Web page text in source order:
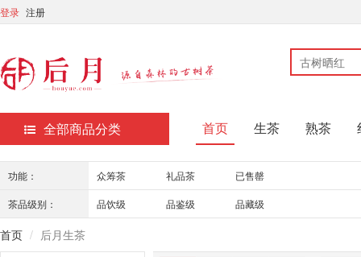
登录 注册
全部商品分类 首页 生茶 熟茶
功能： 众筹茶 礼品茶 已售罄
茶品级别： 品饮级 品鉴级 品藏级
首页
后月生茶